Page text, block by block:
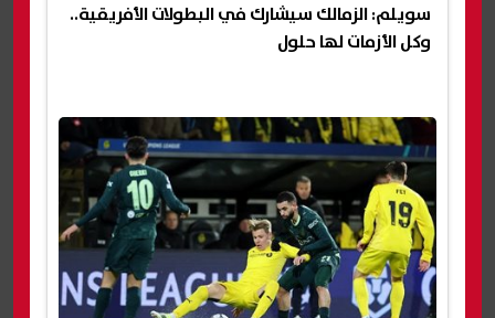
سويلم: الزمالك سيشارك في البطولات الأفريقية..
وكل الأزمات لها حلول